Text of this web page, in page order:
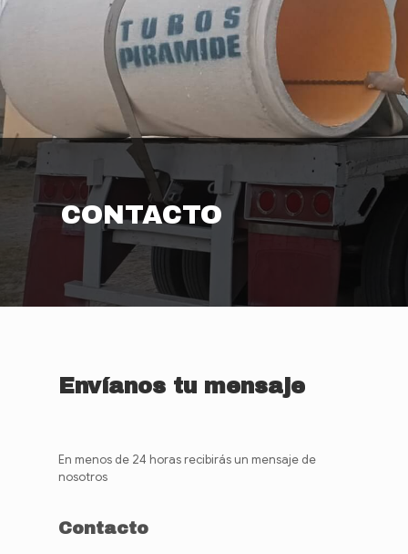
CONTACTO
Envíanos tu mensaje
En menos de 24 horas recibirás un mensaje de
nosotros
Contacto